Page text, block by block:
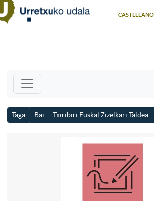
CASTELLANO
Taga Bai Txiribiri Euskal Zizelkari Taldea